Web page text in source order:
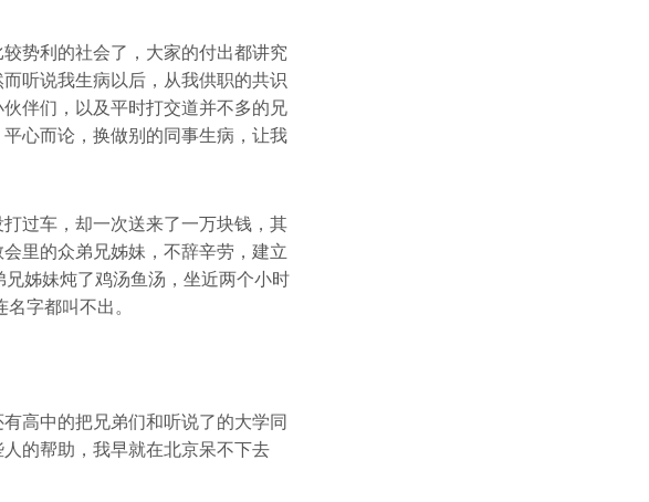
势利的社会了，大家的付出都讲究
听说我生病以后，从我供职的共识
伴们，以及平时打交道并不多的兄
心而论，换做别的同事生病，让我
过车，却一次送来了一万块钱，其
里的众弟兄姊妹，不辞辛劳，建立
姊妹炖了鸡汤鱼汤，坐近两个小时
字都叫不出。
高中的把兄弟们和听说了的大学同
的帮助，我早就在北京呆不下去